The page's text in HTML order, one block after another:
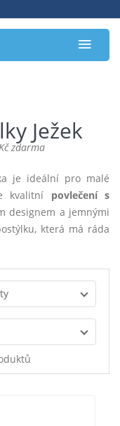
Ježek
zdarma
je ideální pro malé
kvalitní povlečení s
designem a jemnými
která má ráda